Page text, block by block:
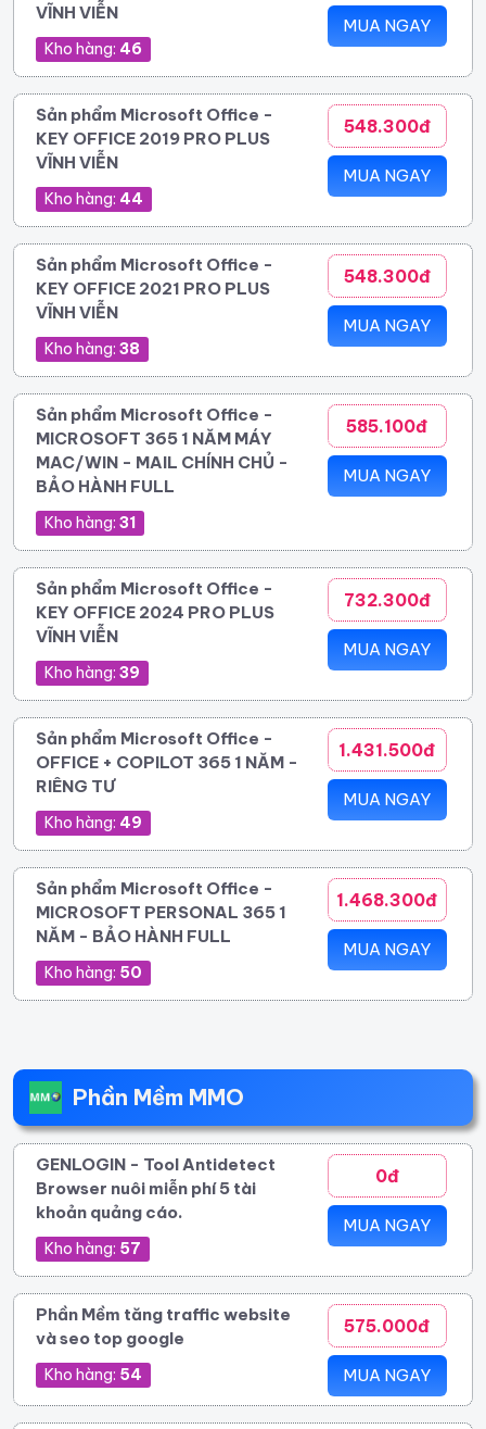
VĨNH VIỄN
Kho hàng: 46
MUA NGAY
Sản phẩm Microsoft Office -
KEY OFFICE 2019 PRO PLUS
VĨNH VIỄN
Kho hàng: 44
548.300đ
MUA NGAY
Sản phẩm Microsoft Office -
KEY OFFICE 2021 PRO PLUS
VĨNH VIỄN
Kho hàng: 38
548.300đ
MUA NGAY
Sản phẩm Microsoft Office -
MICROSOFT 365 1 NĂM MÁY
MAC/WIN - MAIL CHÍNH CHỦ -
BẢO HÀNH FULL
Kho hàng: 31
585.100đ
MUA NGAY
Sản phẩm Microsoft Office -
KEY OFFICE 2024 PRO PLUS
VĨNH VIỄN
Kho hàng: 39
732.300đ
MUA NGAY
Sản phẩm Microsoft Office -
OFFICE + COPILOT 365 1 NĂM -
RIÊNG TƯ
Kho hàng: 49
1.431.500đ
MUA NGAY
Sản phẩm Microsoft Office -
MICROSOFT PERSONAL 365 1
NĂM - BẢO HÀNH FULL
Kho hàng: 50
1.468.300đ
MUA NGAY
Phần Mềm MMO
GENLOGIN - Tool Antidetect
Browser nuôi miễn phí 5 tài
khoản quảng cáo.
Kho hàng: 57
0đ
MUA NGAY
Phần Mềm tăng traffic website
và seo top google
Kho hàng: 54
575.000đ
MUA NGAY